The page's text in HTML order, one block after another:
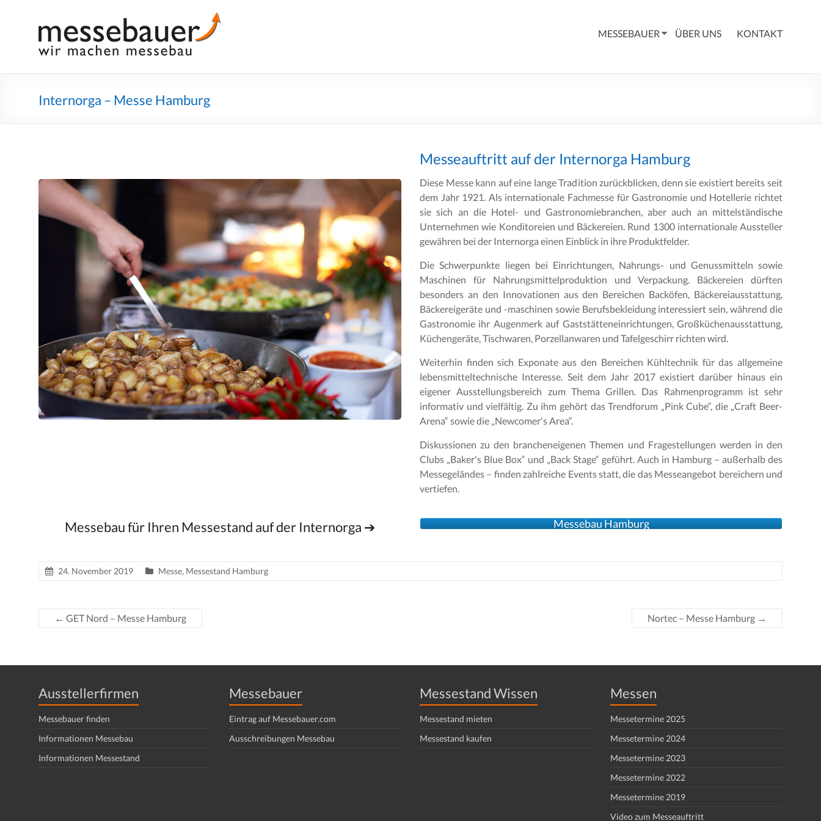
Messebauer
machen
Messebau
MESSEBAUER ÜBER UNS KONTAKT
Internorga – Messe Hamburg
Messeauftritt auf der Internorga Hamburg
Diese Messe kann auf eine lange Tradition zurückblicken, denn sie existiert bereits seit
dem Jahr 1921. Als internationale Fachmesse für Gastronomie und Hotellerie richtet
sie sich an die Hotel- und Gastronomiebranchen, aber auch an mittelständische
Unternehmen wie Konditoreien und Bäckereien. Rund 1300 internationale Aussteller
gewähren bei der Internorga einen Einblick in ihre Produktfelder.
Die Schwerpunkte liegen bei Einrichtungen, Nahrungs- und Genussmitteln sowie
Maschinen für Nahrungsmittelproduktion und Verpackung. Bäckereien dürften
besonders an den Innovationen aus den Bereichen Backöfen, Bäckereiausstattung,
Bäckereigeräte und -maschinen sowie Berufsbekleidung interessiert sein, während die
Gastronomie ihr Augenmerk auf Gaststätteneinrichtungen, Großküchenausstattung,
Küchengeräte, Tischwaren, Porzellanwaren und Tafelgeschirr richten wird.
Weiterhin finden sich Exponate aus den Bereichen Kühltechnik für das allgemeine
lebensmitteltechnische Interesse. Seit dem Jahr 2017 existiert darüber hinaus ein
eigener Ausstellungsbereich zum Thema Grillen. Das Rahmenprogramm ist sehr
informativ und vielfältig. Zu ihm gehört das Trendforum „Pink Cube“, die „Craft Beer-
Arena“ sowie die „Newcomer's Area“.
Diskussionen zu den brancheneigenen Themen und Fragestellungen werden in den
Clubs „Baker's Blue Box“ und „Back Stage“ geführt. Auch in Hamburg – außerhalb des
Messegeländes – finden zahlreiche Events statt, die das Messeangebot bereichern und
vertiefen.
Messebau für Ihren Messestand auf der Internorga ➔ Messebau Hamburg
24. November 2019 Messe, Messestand Hamburg
← GET Nord – Messe Hamburg Nortec – Messe Hamburg →
Ausstellerfirmen
Messebauer finden
Informationen Messebau
Informationen Messestand
Messebauer
Eintrag auf Messebauer.com
Ausschreibungen Messebau
Messestand Wissen
Messestand mieten
Messestand kaufen
Messen
Messetermine 2025
Messetermine 2024
Messetermine 2023
Messetermine 2022
Messetermine 2019
Video zum Messeauftritt